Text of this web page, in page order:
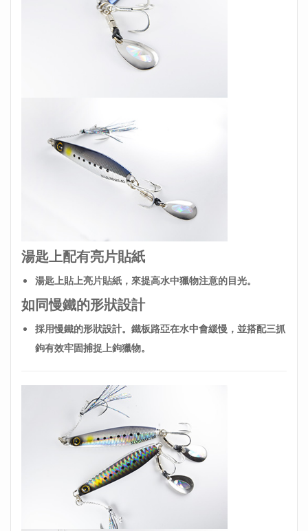
湯匙上配有亮片貼紙
湯匙上貼上亮片貼紙，來提高水中獵物注意的目光。
如同慢鐵的形狀設計
採用慢鐵的形狀設計。鐵板路亞在水中會緩慢，並搭配三抓
鉤有效牢固捕捉上鉤獵物。